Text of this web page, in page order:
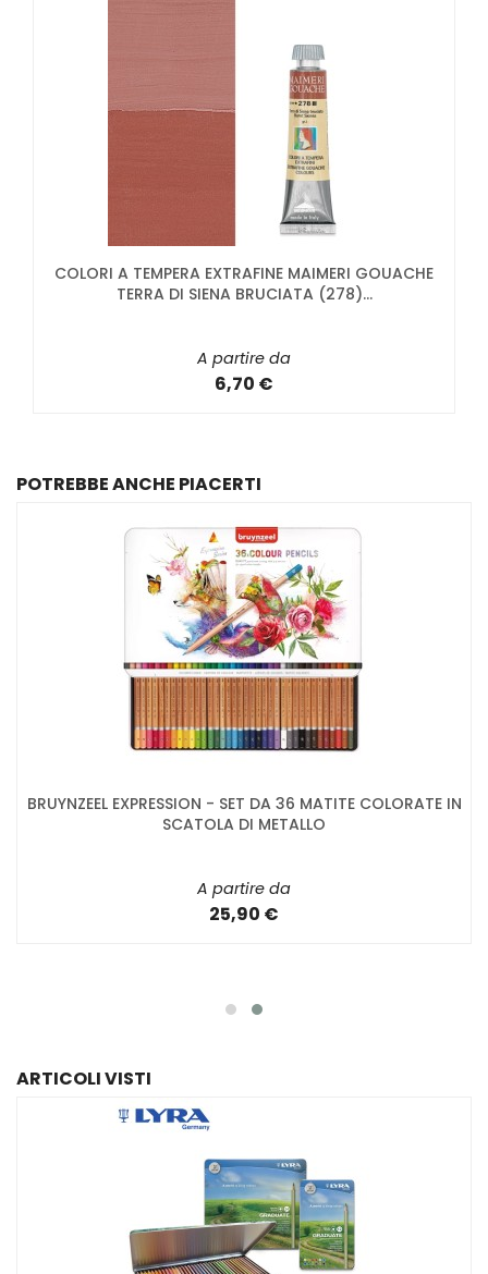
COLORI A TEMPERA EXTRAFINE MAIMERI GOUACHE
TERRA DI SIENA BRUCIATA (278)...
A partire da
6,70 €
POTREBBE ANCHE PIACERTI
BRUYNZEEL EXPRESSION - SET DA 36 MATITE COLORATE IN
SCATOLA DI METALLO
A partire da
25,90 €
ARTICOLI VISTI